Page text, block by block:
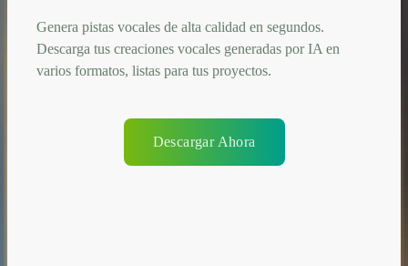
Genera pistas vocales de alta calidad en segundos.
Descarga tus creaciones vocales generadas por IA en
varios formatos, listas para tus proyectos.
Descargar Ahora